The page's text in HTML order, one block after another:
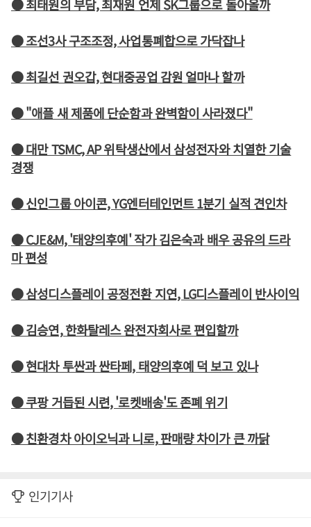
● 최태원의 부담, 최재원 언제 SK그룹으로 돌아올까
● 조선3사 구조조정, 사업통폐합으로 가닥잡나
● 최길선 권오갑, 현대중공업 감원 얼마나 할까
● "애플 새 제품에 단순함과 완벽함이 사라졌다"
● 대만 TSMC, AP 위탁생산에서 삼성전자와 치열한 기술
경쟁
● 신인그룹 아이콘, YG엔터테인먼트 1분기 실적 견인차
● CJE&M, '태양의후예' 작가 김은숙과 배우 공유의 드라
마 편성
● 삼성디스플레이 공정전환 지연, LG디스플레이 반사이익
● 김승연, 한화탈레스 완전자회사로 편입할까
● 현대차 투싼과 싼타페, 태양의후예 덕 보고 있나
● 쿠팡 거듭된 시련, '로켓배송'도 존폐 위기
● 친환경차 아이오닉과 니로, 판매량 차이가 큰 까닭
인기기사